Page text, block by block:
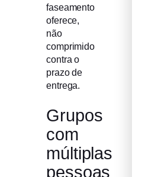
faseamento
oferece,
não
comprimido
contra o
prazo de
entrega.
Grupos
com
múltiplas
pessoas